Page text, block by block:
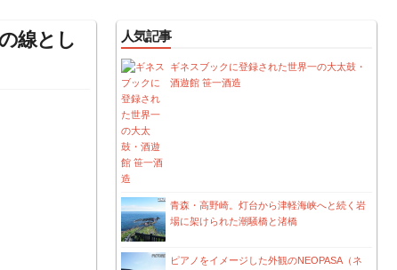
線とし
人気記事
ギネスブックに登録された世界一の大太鼓・
酒遊館 笹一酒造
青森・高野崎。灯台から津軽海峡へと続く岩
場に架けられた潮騒橋と渚橋
ピアノをイメージした外観のNEOPASA（ネ